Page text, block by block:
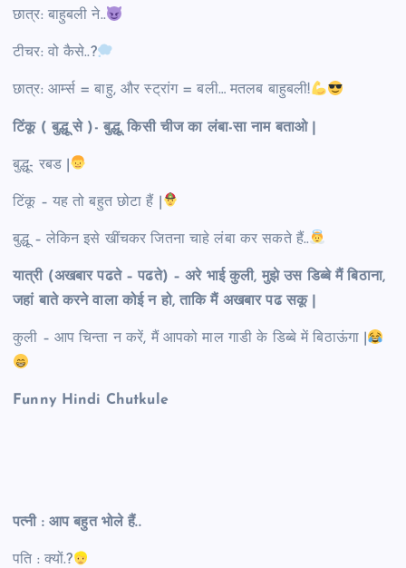
छात्र: बाहुबली ने..
टीचर: वो कैसे..?
छात्र: आर्म्स = बाहु, और स्ट्रांग = बली… मतलब बाहुबली!
टिंकू ( बुद्धू से )- बुद्धू, किसी चीज का लंबा-सा नाम बताओ |
बुद्धू- रबड |
टिंकू – यह तो बहुत छोटा हैं |
बुद्धू – लेकिन इसे खींचकर जितना चाहे लंबा कर सकते हैं..
यात्री (अखबार पढते – पढते) – अरे भाई कुली, मुझे उस डिब्बे मैं बिठाना,
जहां बाते करने वाला कोई न हो, ताकि मैं अखबार पढ सकू |
कुली – आप चिन्ता न करें, मैं आपको माल गाडी के डिब्बे में बिठाऊंगा |
Funny Hindi Chutkule
पत्नी : आप बहुत भोले हैं..
पति : क्यों.?